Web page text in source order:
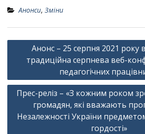
Анонси, Зміни
Навігація
записів
Анонс – 25 серпня 2021 року
традиційна серпнева веб-
педагогічних
Прес-реліз – «З кожним роком
громадян, які вважають
Незалежності України
гордості»